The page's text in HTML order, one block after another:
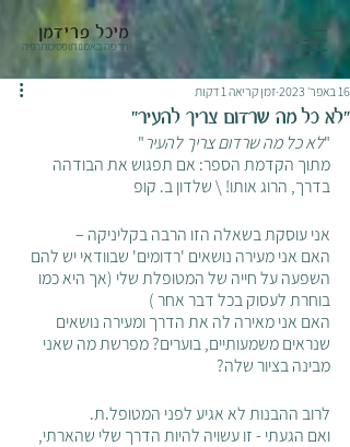
מיכל פרידמן
תרפיה באמנות ופסיכותרפיה
"לא כל מה שרדום צריך להעיר"
16 באפר׳ 2023 זמן קריאה 1 דקות
"לא כל מה שרדום צריך להעיר"
מתוך הקדמת הספר: אם תפגוש את הבודהה
בדרך, הרוג אותו! \ שלדון ב. קופ
אני עוסקת בשאלה הזו הרבה בקליניקה –
האם אני מעירה נושאים 'רדומים' שבוודאי יש להם
השפעה על חייה של המטופלת שלי (אך היא כמו
בוחרת לעסוק בכל דבר אחר )
האם אני מאירה לה את הדרך ומעירה נושאים
שנראים משמעותיים, בוערים? מפרשת מה שאני
מבינה בציור שלה?
לרוב ההבנות לא אגיע לפני המטופל.ת.
ואם הגעתי - זו עשויה להיות הדרך שלי שהארתי,